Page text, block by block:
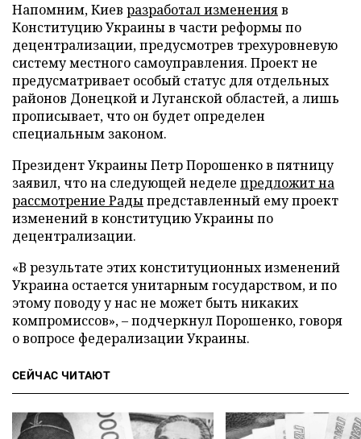
Напомним, Киев разработал измененияв
Конституцию Украины в части реформы по
децентрализации, предусмотрев трехуровневую
систему местного самоуправления. Проект не
предусматривает особый статус для отдельных
районов Донецкой и Луганской областей, а лишь
прописывает, что он будет определен
специальным законом.
Президент Украины Петр Порошенко в пятницу
заявил, что на следующей неделе предложит на
рассмотрение Радыпредставленный ему проект
изменений в конституцию Украины по
децентрализации.
«В результате этих конституционных изменений
Украина остается унитарным государством, и по
этому поводу у нас не может быть никаких
компромиссов», – подчеркнул Порошенко, говоря
о вопросе федерализации Украины.
СЕЙЧАС ЧИТАЮТ